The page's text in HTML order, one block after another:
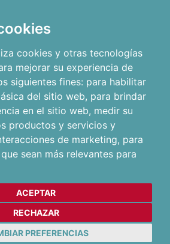
cookies y otras tecnologías
mejorar su experiencia de
siguientes fines: para habilitar
del sitio web, para brindar
en el sitio web, medir su
productos y servicios y
de marketing, para
sean más relevantes para
ACEPTAR
RECHAZAR
PREFERENCIAS